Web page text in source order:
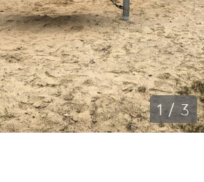
Kontakt
Impressum
Anmelden 1 / 3